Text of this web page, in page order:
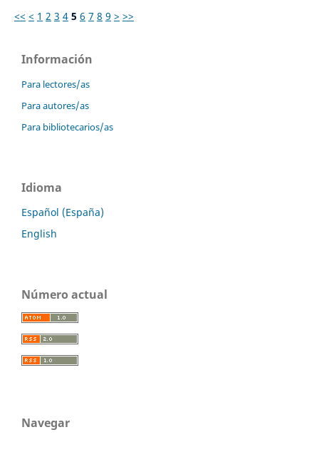
<< < 1 2 3 4 5 6 7 8 9 > >>
Información
Para lectores/as
Para autores/as
Para bibliotecarios/as
Idioma
Español (España)
English
Número actual
Navegar